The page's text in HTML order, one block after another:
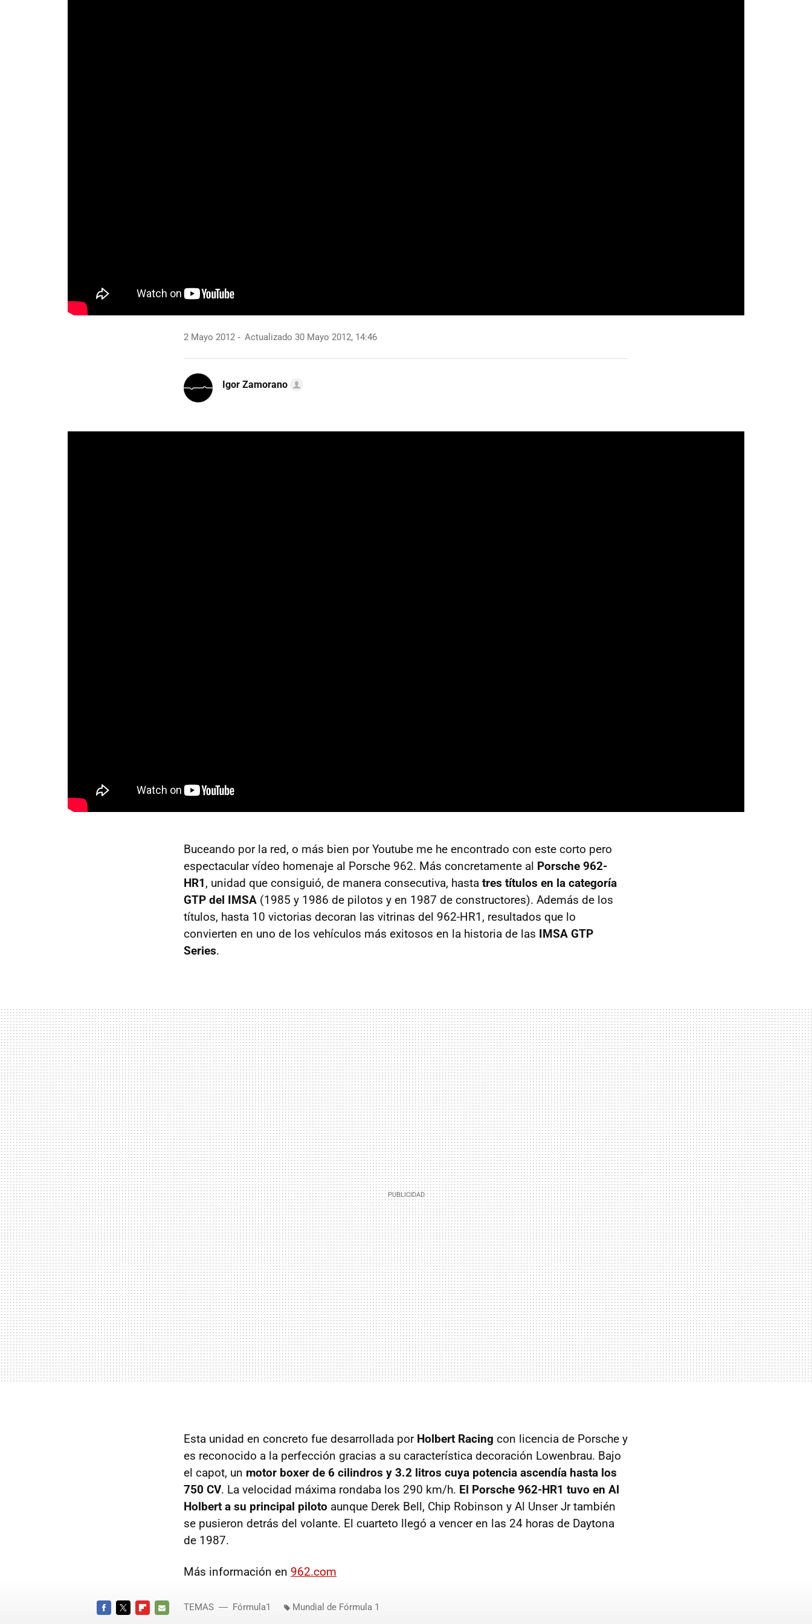
2 Mayo 2012 Actualizado 30 Mayo 2012, 14:46
Igor Zamorano
Buceando por la red, o más bien por Youtube me he encontrado con este corto pero
espectacular vídeo homenaje al Porsche 962. Más concretamente al Porsche 962-
HR1, unidad que consiguió, de manera consecutiva, hasta tres títulos en la categoría
GTP del IMSA (1985 y 1986 de pilotos y en 1987 de constructores). Además de los
títulos, hasta 10 victorias decoran las vitrinas del 962-HR1, resultados que lo
convierten en uno de los vehículos más exitosos en la historia de las IMSA GTP
Series.
Esta unidad en concreto fue desarrollada por Holbert Racing con licencia de Porsche y
es reconocido a la perfección gracias a su característica decoración Lowenbrau. Bajo
el capot, un motor boxer de 6 cilindros y 3.2 litros cuya potencia ascendía hasta los
750 CV. La velocidad máxima rondaba los 290 km/h. El Porsche 962-HR1 tuvo en Al
Holbert a su principal piloto aunque Derek Bell, Chip Robinson y Al Unser Jr también
se pusieron detrás del volante. El cuarteto llegó a vencer en las 24 horas de Daytona
de 1987.
Más información en 962.com
TEMAS Fórmula1 Mundial de Fórmula 1